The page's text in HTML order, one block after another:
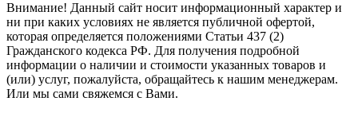
Внимание! Данный сайт носит информационный характер и
ни при каких условиях не является публичной офертой,
которая определяется положениями Статьи 437 (2)
Гражданского кодекса РФ. Для получения подробной
информации о наличии и стоимости указанных товаров и
(или) услуг, пожалуйста, обращайтесь к нашим менеджерам.
Или мы сами свяжемся с Вами.